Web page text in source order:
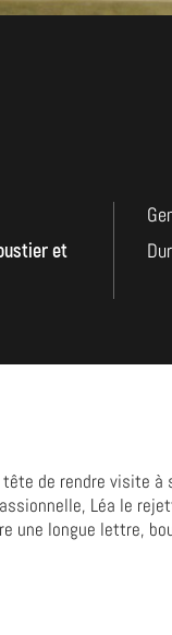
et
de rendre visite
Léa le
une longue lettre,